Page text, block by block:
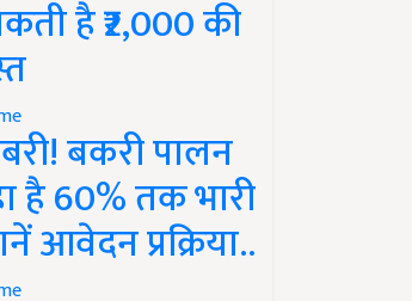
है ₹2,000 की
बकरी पालन
है 60% तक भारी
आवेदन प्रक्रिया..